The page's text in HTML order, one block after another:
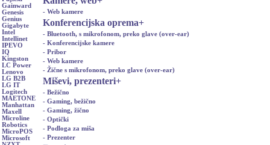
Gainward
Genesis
Genius
Gigabyte
Intel
Intellinet
IPEVO
IQ
Kingston
LC Power
Lenovo
LG B2B
LG IT
Logitech
MAETONE
Manhattan
Maxell
Microline
Robotics
MicroPOS
Microsoft
- Web kamere
Konferencijska oprema+
- Bluetooth, s mikrofonom, preko glave (over-ear)
- Konferencijske kamere
- Pribor
- Web kamere
- Žične s mikrofonom, preko glave (over-ear)
Miševi, prezenteri+
- Bežično
- Gaming, bežično
- Gaming, žično
- Optički
- Podloga za miša
- Prezenter